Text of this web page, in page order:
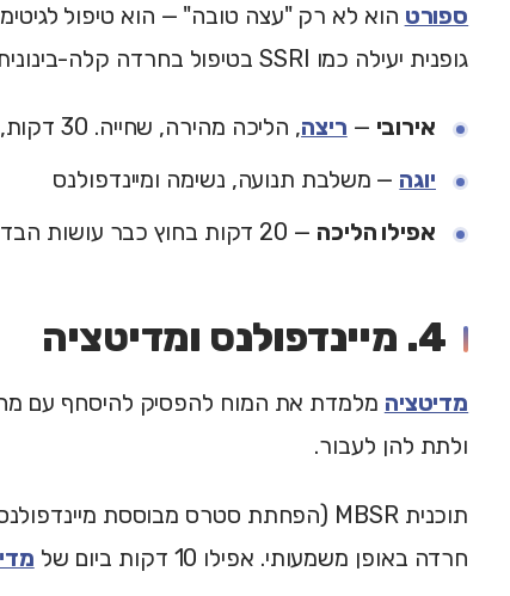
ספורט
גופנית יעילה כמו SSRI בטיפול בחרדה קלה-בינונית.
אירובי — ריצה, הליכה מהירה, שחייה. 30 דקות, 3-5 פעמים בשבוע
יוגה — משלבת תנועה, נשימה ומיינדפולנס
אפילו הליכה — 20 דקות בחוץ כבר עושות הבדל
4. מיינדפולנס ומדיטציה
מדיטציה מלמדת את המוח להפסיק להיסחף עם
ולתת להן לעבור.
חרדה באופן משמעותי. אפילו 10 דקות ביום של